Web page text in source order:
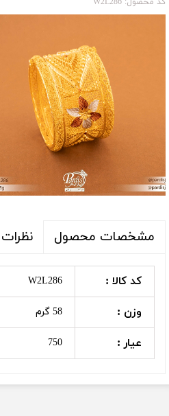
مشخصات محصول نظرات
کد کالا : W2L286
وزن : 58 گرم
عیار : 750